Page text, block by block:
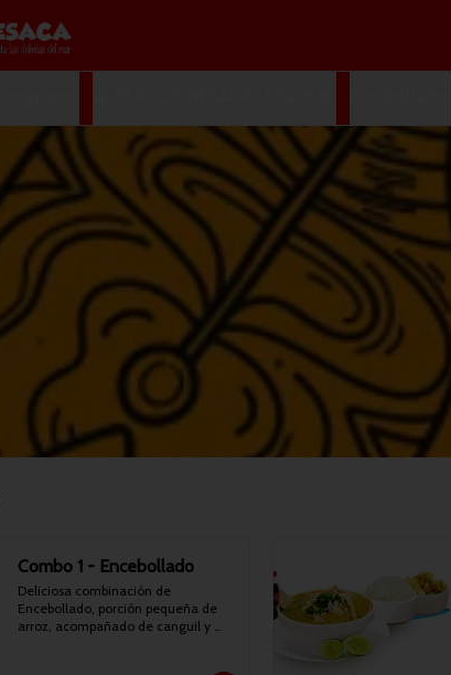
Combo 1 - Encebollado
Deliciosa combinación de
Encebollado, porción pequeña de
arroz, acompañado de canguil y